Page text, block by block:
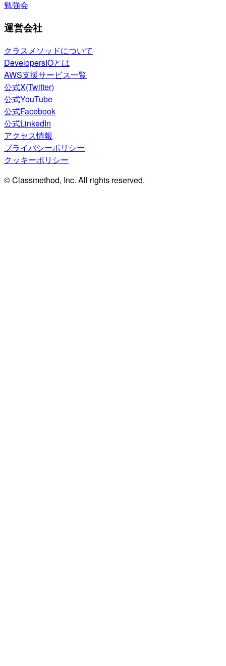
勉強会
運営会社
クラスメソッドについて
DevelopersIOとは
AWS支援サービス一覧
公式X(Twitter)
公式YouTube
公式Facebook
公式LinkedIn
アクセス情報
プライバシーポリシー
クッキーポリシー
© Classmethod, Inc. All rights reserved.